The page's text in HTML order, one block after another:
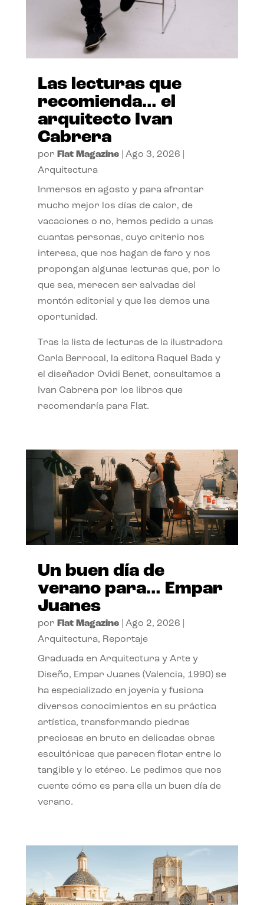
Las lecturas que
recomienda… el
arquitecto Ivan
Cabrera
por Flat Magazine| Ago 3, 2026
Arquitectura
Inmersos en agosto y para afrontar
mucho mejor los días de calor, de
vacaciones o no, hemos pedido a unas
cuantas personas, cuyo criterio nos
interesa, que nos hagan de faro y nos
propongan algunas lecturas que, por lo
que sea, merecen ser salvadas del
montón editorial y que les demos una
oportunidad.
Tras la lista de lecturas de la ilustradora
Carla Berrocal, la editora Raquel Bada y
el diseñador Ovidi Benet, consultamos a
Ivan Cabrera por los libros que
recomendaría para Flat.
Un buen día de
verano para… Empar
Juanes
por Flat Magazine| Ago 2, 2026
Arquitectura, Reportaje
Graduada en Arquitectura y Arte y
Diseño, Empar Juanes (Valencia, 1990) se
ha especializado en joyería y fusiona
diversos conocimientos en su práctica
artística, transformando piedras
preciosas en bruto en delicadas obras
escultóricas que parecen flotar entre lo
tangible y lo etéreo. Le pedimos que nos
cuente cómo es para ella un buen día de
verano.